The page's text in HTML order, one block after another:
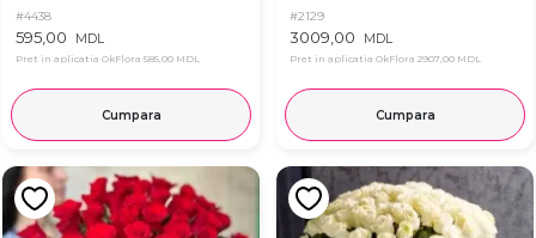
#4438
595,00 MDL
Pret in aplicatia OkFlora 585,00 MDL
Cumpara
#2129
3009,00 MDL
Pret in aplicatia OkFlora 2907,00 MDL
Cumpara